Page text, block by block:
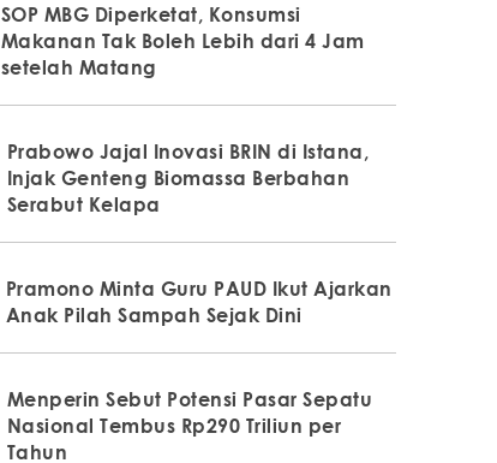
SOP MBG Diperketat, Konsumsi
Makanan Tak Boleh Lebih dari 4 Jam
setelah Matang
Prabowo Jajal Inovasi BRIN di Istana,
Injak Genteng Biomassa Berbahan
Serabut Kelapa
Pramono Minta Guru PAUD Ikut Ajarkan
Anak Pilah Sampah Sejak Dini
Menperin Sebut Potensi Pasar Sepatu
Nasional Tembus Rp290 Triliun per
Tahun